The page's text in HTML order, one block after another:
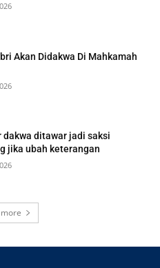
Akan Didakwa Di Mahkamah
dakwa ditawar jadi saksi
jika ubah keterangan